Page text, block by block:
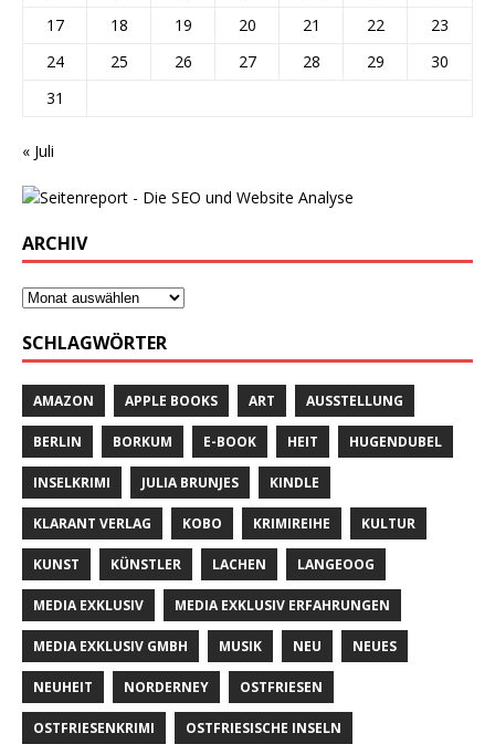
17
18 19 20 21 22
23
24
25 26 27 28 29
30
31
« Juli
ARCHIV
SCHLAGWÖRTER
AMAZON APPLE BOOKS ART AUSSTELLUNG
BERLIN BORKUM E-BOOK HEIT HUGENDUBEL
INSELKRIMI JULIA BRUNJES KINDLE
KLARANT VERLAG KOBO KRIMIREIHE KULTUR
KUNST KÜNSTLER LACHEN LANGEOOG
MEDIA EXKLUSIV MEDIA EXKLUSIV ERFAHRUNGEN
MEDIA EXKLUSIV GMBH MUSIK NEU NEUES
NEUHEIT NORDERNEY OSTFRIESEN
OSTFRIESENKRIMI OSTFRIESISCHE INSELN